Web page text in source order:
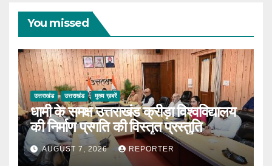
You missed
उत्तराखंड उत्तराखंड मुख्य ख़बरें
धामी के समक्ष उत्तराखंड क्रीड़ा विश्वविद्यालय
की निर्माण प्रगति की विस्तृत प्रस्तुति
AUGUST 7, 2026 REPORTER